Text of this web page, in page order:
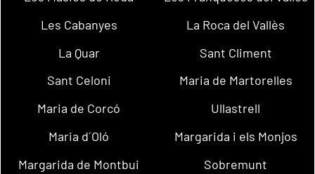
Les Cabanyes
La Roca del Vallès
La Quar
Sant Climent
Sant Celoni
Maria de Martorelles
Maria de Corcó
Ullastrell
Maria d´Oló
Margarida i els Monjos
Margarida de Montbui
Sobremunt